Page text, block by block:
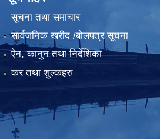
सूचना तथा समाचार
सार्वजनिक खरीद /बोलपत्र सूचना
ऐन, कानुन तथा निर्देशिका
कर तथा शुल्कहरु